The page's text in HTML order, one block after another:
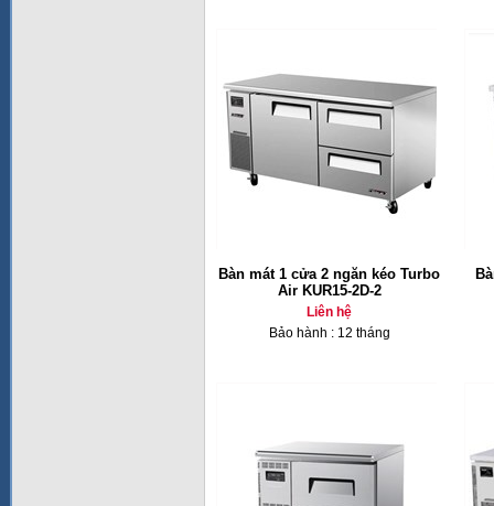
Bàn mát 1 cửa 2 ngăn kéo Turbo
Air KUR15-2D-2
Liên hệ
Bảo hành : 12 tháng